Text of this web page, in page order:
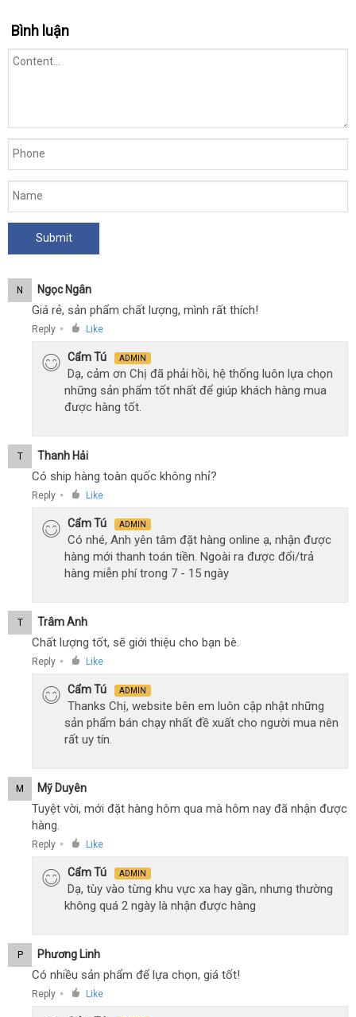
Bình luận
N Ngọc Ngân
Giá rẻ, sản phẩm chất lượng, mình rất thích!
Reply ● Like
Cẩm Tú ADMIN
Dạ, cảm ơn Chị đã phải hồi, hệ thống luôn lựa chọn
những sản phẩm tốt nhất để giúp khách hàng mua
được hàng tốt.
T Thanh Hải
Có ship hàng toàn quốc không nhỉ?
Reply ● Like
Cẩm Tú ADMIN
Có nhé, Anh yên tâm đặt hàng online ạ, nhận được
hàng mới thanh toán tiền. Ngoài ra được đổi/trả
hàng miễn phí trong 7 - 15 ngày
T Trâm Anh
Chất lượng tốt, sẽ giới thiệu cho bạn bè.
Reply ● Like
Cẩm Tú ADMIN
Thanks Chị, website bên em luôn cập nhật những
sản phẩm bán chạy nhất đề xuất cho người mua nên
rất uy tín.
M Mỹ Duyên
Tuyệt vời, mới đặt hàng hôm qua mà hôm nay đã nhận được
hàng.
Reply ● Like
Cẩm Tú ADMIN
Dạ, tùy vào từng khu vực xa hay gần, nhưng thường
không quá 2 ngày là nhận được hàng
P Phương Linh
Có nhiều sản phẩm để lựa chọn, giá tốt!
Reply ● Like